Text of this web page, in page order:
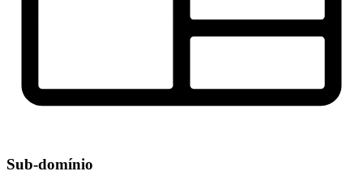
Sub-domínio